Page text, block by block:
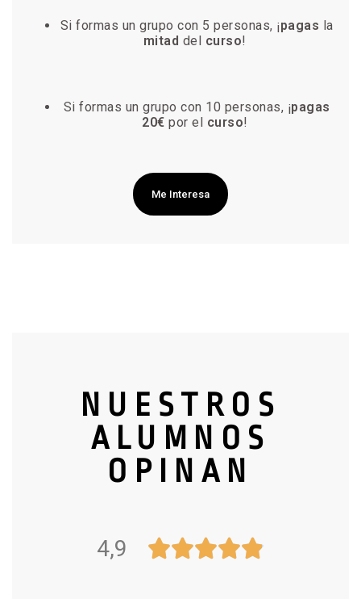
Si formas un grupo con 5 personas, ¡pagas la
mitad del curso!
Si formas un grupo con 10 personas, ¡pagas
20€ por el curso!
Me Interesa
NUESTROS
ALUMNOS
OPINAN
4,9 